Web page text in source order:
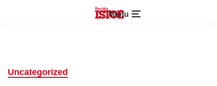
Menu
Uncategorized